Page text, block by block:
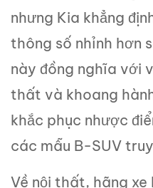
nhưng Kia khẳng
thông số nhỉnh hơn
này đồng nghĩa với
thất và khoang
khắc phục nhược
các mẫu B-SUV
Về nội thất, hãng xe